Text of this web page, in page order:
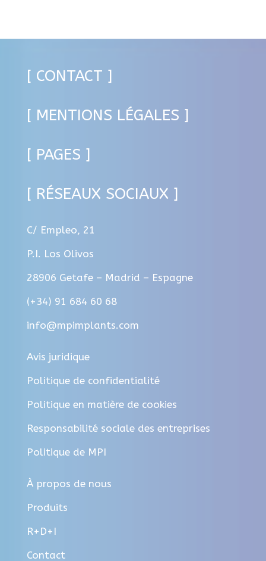
[ CONTACT ]
[ MENTIONS LÉGALES ]
[ PAGES ]
[ RÉSEAUX SOCIAUX ]
C/ Empleo, 21
P.I. Los Olivos
28906 Getafe – Madrid – Espagne
(+34) 91 684 60 68
info@mpimplants.com
Avis juridique
Politique de confidentialité
Politique en matière de cookies
Responsabilité sociale des entreprises
Politique de MPI
À propos de nous
Produits
R+D+I
Contact